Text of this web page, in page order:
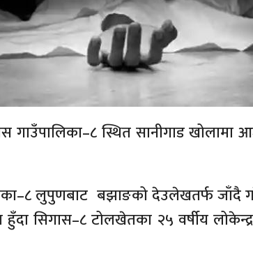
गाउँपालिका–८ स्थित सानीगाड खोलामा
लुपुणबाट बझाङको देउलेखतर्फ जाँदै
हुँदा सिगास–८ टोलखेतका २५ वर्षीय